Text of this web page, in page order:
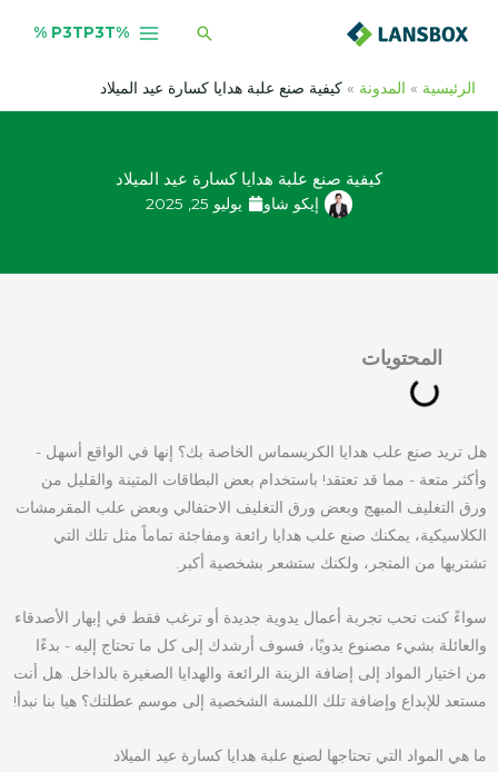
البحث %P3TP3T %
الرئيسية المدونة كيفية صنع علبة هدايا كسارة عيد الميلاد
كيفية صنع علبة هدايا كسارة عيد الميلاد
إيكو شاو يوليو 25, 2025
المحتويات
هل تريد صنع علب هدايا الكريسماس الخاصة بك؟ إنها في الواقع أسهل -
وأكثر متعة - مما قد تعتقد! باستخدام بعض البطاقات المتينة والقليل من
ورق التغليف المبهج وبعض ورق التغليف الاحتفالي وبعض علب المقرمشات
الكلاسيكية، يمكنك صنع علب هدايا رائعة ومفاجئة تماماً مثل تلك التي
تشتريها من المتجر، ولكنك ستشعر بشخصية أكبر.
سواءً كنت تحب تجربة أعمال يدوية جديدة أو ترغب فقط في إبهار الأصدقاء
والعائلة بشيء مصنوع يدويًا، فسوف أرشدك إلى كل ما تحتاج إليه - بدءًا
من اختيار المواد إلى إضافة الزينة الرائعة والهدايا الصغيرة بالداخل. هل أنت
مستعد للإبداع وإضافة تلك اللمسة الشخصية إلى موسم عطلتك؟ هيا بنا نبدأ!
ما هي المواد التي تحتاجها لصنع علبة هدايا كسارة عيد الميلاد